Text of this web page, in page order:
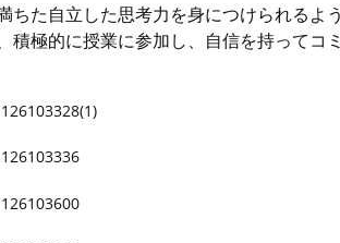
た自立した思考力を身につけられるよ
極的に授業に参加し、自信を持ってコ